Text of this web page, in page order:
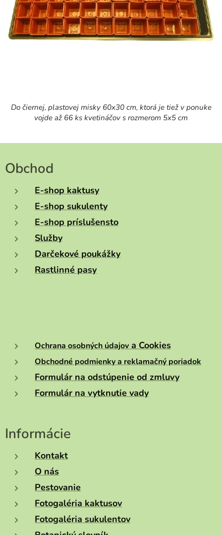
Do čiernej, plastovej misky 60x30 cm, ktorá je tiež v ponuke
vojde až 66 ks kvetináčov s rozmerom 5x5 cm
Obchod
E-shop kaktusy
E-shop sukulenty
E-shop príslušensto
Služby
Darčekové poukážky
Rastlinné pasy
Ochrana osobných údajov a Cookies
Obchodné podmienky a reklamačný poriadok
Formulár na odstúpenie od zmluvy
Formulár na vytknutie vady
Informácie
Kontakt
O nás
Pestovanie
Fotogaléria kaktusov
Fotogaléria sukulentov